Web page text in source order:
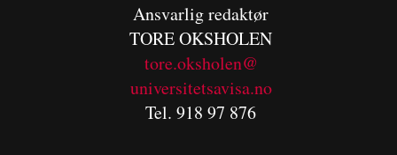
Ansvarlig redaktør
TORE OKSHOLEN
tore.oksholen@
universitetsavisa.no
Tel. 918 97 876